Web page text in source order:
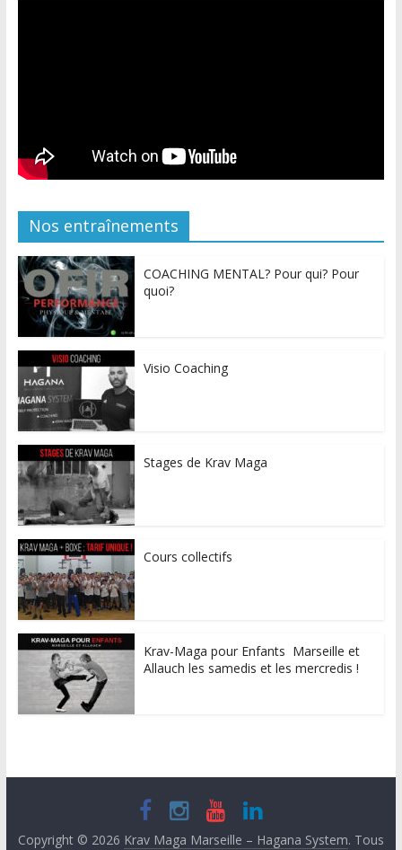
Nos entraînements
COACHING MENTAL? Pour qui? Pour
quoi?
Visio Coaching
Stages de Krav Maga
Cours collectifs
Krav-Maga pour Enfants Marseille et
Allauch les samedis et les mercredis !
Copyright © 2026 Krav Maga Marseille – Hagana System. Tous